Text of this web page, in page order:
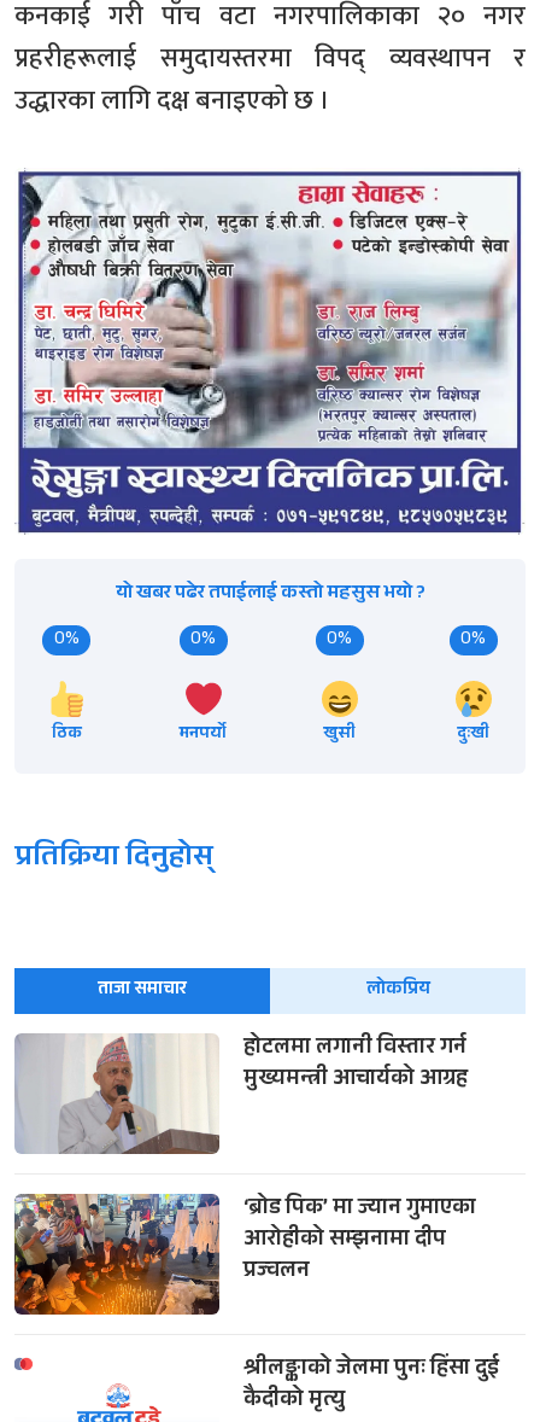
कनकाई गरी पाँच वटा नगरपालिकाका २० नगर
प्रहरीहरूलाई समुदायस्तरमा विपद् व्यवस्थापन र
उद्धारका लागि दक्ष बनाइएको छ ।
यो खबर पढेर तपाईलाई कस्तो महसुस भयो ?
0%
ठिक
0%
मनपर्यो
0%
खुसी
0%
दुःखी
प्रतिक्रिया दिनुहोस्
ताजा समाचार लोकप्रिय
होटलमा लगानी विस्तार गर्न
मुख्यमन्त्री आचार्यको आग्रह
‘ब्रोड पिक’ मा ज्यान गुमाएका
आरोहीको सम्झनामा दीप
प्रज्वलन
श्रीलङ्काको जेलमा पुनः हिंसा दुई
कैदीको मृत्यु